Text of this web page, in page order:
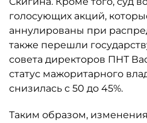
голосующих акций,
аннулированы при
также перешли
совета директоров ПНТ
статус мажоритарного
снизилась с 50 до 45%.
Таким образом,